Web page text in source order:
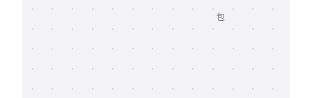
支持
知识分享社区